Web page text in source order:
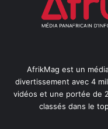
AfrikMag est un
divertissement avec 4
vidéos et une portée de
classés dans le